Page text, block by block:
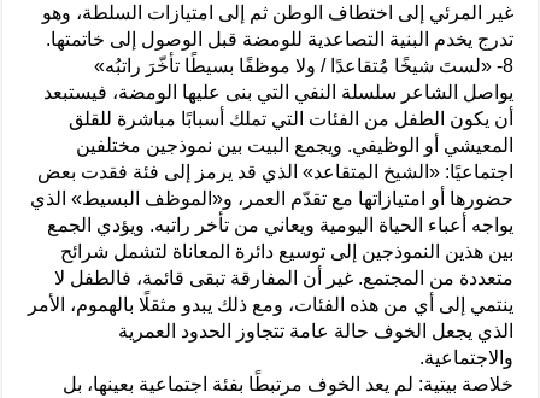
غير المرئي إلى اختطاف الوطن ثم إلى امتيازات السلطة، وهو
تدرج يخدم البنية التصاعدية للومضة قبل الوصول إلى خاتمتها.
8- «لستَ شيخًا مُتقاعدًا / ولا موظفًا بسيطًا تأخّرَ راتبُه»
يواصل الشاعر سلسلة النفي التي بنى عليها الومضة، فيستبعد
أن يكون الطفل من الفئات التي تملك أسبابًا مباشرة للقلق
المعيشي أو الوظيفي. ويجمع البيت بين نموذجين مختلفين
اجتماعيًا: «الشيخ المتقاعد» الذي قد يرمز إلى فئة فقدت بعض
حضورها أو امتيازاتها مع تقدّم العمر، و«الموظف البسيط» الذي
يواجه أعباء الحياة اليومية ويعاني من تأخر راتبه. ويؤدي الجمع
بين هذين النموذجين إلى توسيع دائرة المعاناة لتشمل شرائح
متعددة من المجتمع. غير أن المفارقة تبقى قائمة، فالطفل لا
ينتمي إلى أي من هذه الفئات، ومع ذلك يبدو مثقلًا بالهموم، الأمر
الذي يجعل الخوف حالة عامة تتجاوز الحدود العمرية
والاجتماعية.
خلاصة بيتية: لم يعد الخوف مرتبطًا بفئة اجتماعية بعينها، بل